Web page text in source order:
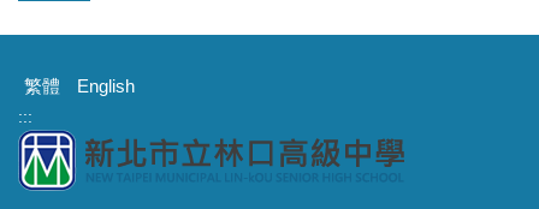
繁體 English
:::